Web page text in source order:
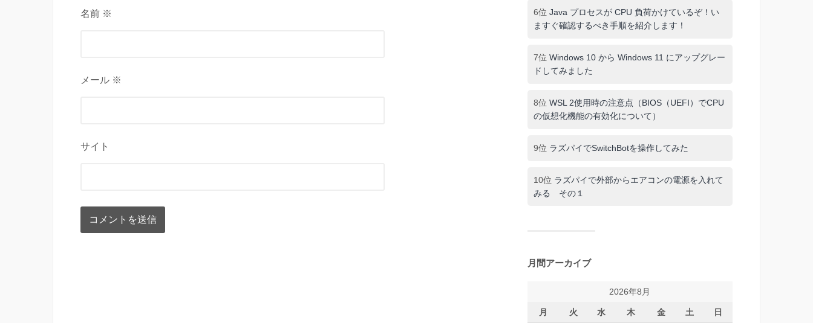
名前 ※
メール ※
サイト
6位 Java プロセスが CPU 負荷かけているぞ！い
ますぐ確認するべき手順を紹介します！
7位 Windows 10 から Windows 11 にアップグレー
ドしてみました
8位 WSL 2使用時の注意点（BIOS（UEFI）でCPU
の仮想化機能の有効化について）
9位 ラズパイでSwitchBotを操作してみた
10位 ラズパイで外部からエアコンの電源を入れて
みる その１
月間アーカイブ
2026年8月
月 火 水 木 金 土 日